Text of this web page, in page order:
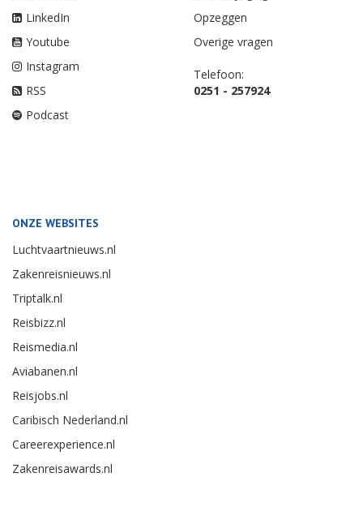
LinkedIn
Youtube
Instagram
RSS
Podcast
Opzeggen
Overige vragen
Telefoon:
0251 - 257924
ONZE WEBSITES
Luchtvaartnieuws.nl
Zakenreisnieuws.nl
Triptalk.nl
Reisbizz.nl
Reismedia.nl
Aviabanen.nl
Reisjobs.nl
Caribisch Nederland.nl
Careerexperience.nl
Zakenreisawards.nl